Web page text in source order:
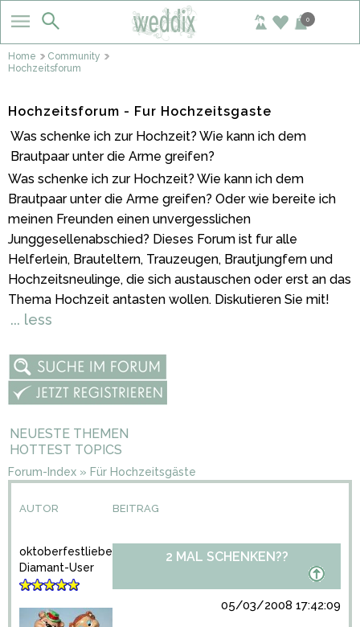
0
Home
Community
Hochzeitsforum
Hochzeitsforum - Fur Hochzeitsgaste
Was schenke ich zur Hochzeit? Wie kann ich dem
Brautpaar unter die Arme greifen?
Was schenke ich zur Hochzeit? Wie kann ich dem
Brautpaar unter die Arme greifen? Oder wie bereite ich
meinen Freunden einen unvergesslichen
Junggesellenabschied? Dieses Forum ist fur alle
Helferlein, Brauteltern, Trauzeugen, Brautjungfern und
Hochzeitsneulinge, die sich austauschen oder erst an das
Thema Hochzeit antasten wollen. Diskutieren Sie mit!
... less
NEUESTE THEMEN
HOTTEST TOPICS
Forum-Index » Für Hochzeitsgäste
AUTOR BEITRAG
oktoberfestliebe
Diamant-User
2 MAL SCHENKEN??
05/03/2008 17:42:09